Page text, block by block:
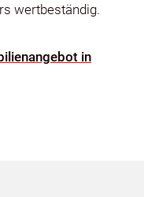
wertbeständig.
in